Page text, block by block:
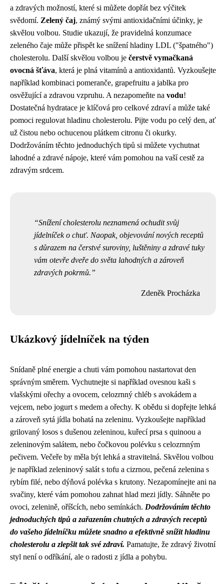
a zdravých možností, které si můžete dopřát bez výčitek
svědomí. Zelený čaj, známý svými antioxidačními účinky, je
skvělou volbou. Studie ukazují, že pravidelná konzumace
zeleného čaje může přispět ke snížení hladiny LDL ("špatného")
cholesterolu. Další skvělou volbou je čerstvě vymačkaná
ovocná šťáva, která je plná vitamínů a antioxidantů. Vyzkoušejte
například kombinaci pomeranče, grapefruitu a jablka pro
osvěžující a zdravou vzpruhu. A nezapomeňte na vodu!
Dostatečná hydratace je klíčová pro celkové zdraví a může také
pomoci regulovat hladinu cholesterolu. Pijte vodu po celý den, ať
už čistou nebo ochucenou plátkem citronu či okurky.
Dodržováním těchto jednoduchých tipů si můžete vychutnat
lahodné a zdravé nápoje, které vám pomohou na vaší cestě za
zdravým srdcem.
Snížení cholesterolu neznamená ochudit svůj
jídelníček o chuť. Naopak, objevování nových receptů
s důrazem na čerstvé suroviny, luštěniny a zdravé tuky
vám otevře dveře do světa lahodných a zároveň
zdravých pokrmů.
Zdeněk Procházka
Ukázkový jídelníček na týden
Snídaně plné energie a chuti vám pomohou nastartovat den
správným směrem. Vychutnejte si například ovesnou kaši s
vlašskými ořechy a ovocem, celozrnný chléb s avokádem a
vejcem, nebo jogurt s medem a ořechy. K obědu si dopřejte lehká
a zároveň sytá jídla bohatá na zeleninu. Vyzkoušejte například
grilovaný losos s dušenou zeleninou, kuřecí prsa s quinoou a
zeleninovým salátem, nebo čočkovou polévku s celozrnným
pečivem. Večeře by měla být lehká a stravitelná. Skvělou volbou
je například zeleninový salát s tofu a cizrnou, pečená zelenina s
rybím filé, nebo dýňová polévka s krutony. Nezapomínejte ani na
svačiny, které vám pomohou zahnat hlad mezi jídly. Sáhněte po
ovoci, zelenině, oříšcích, nebo semínkách. Dodržováním těchto
jednoduchých tipů a zařazením chutných a zdravých receptů
do vašeho jídelníčku můžete snadno a efektivně snížit hladinu
cholesterolu a zlepšit tak své zdraví. Pamatujte, že zdravý životní
styl není o odříkání, ale o radosti z jídla a pohybu.